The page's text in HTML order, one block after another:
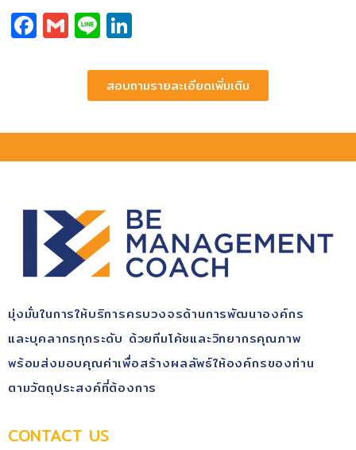
Facebook
Gmail
Line
สอบถามรายละเอียดเพิ่มเติม
มุ่ง​มั่นในการให้บริการ​ครบวงจรด้านการพัฒนา​องค์กร​
และบุคลากรทุกระดับ​ ด้วยทีมโค้ช​และวิทยากรคุณ​ภาพ​
พร้อม​ส่งมอบคุณ​ค่า​เพื่อสร้างผลลัพธ์​ให้องค์กรของท่าน
ตามวัตถุประสงค์​ที่ต้องการ
CONTACT US